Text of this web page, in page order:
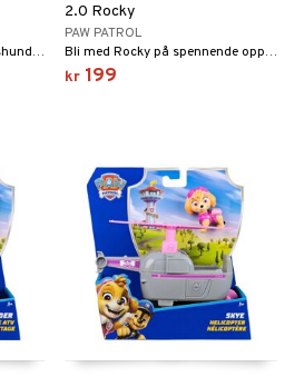
Et kult kjøretøy og redningshunden Marshall.
2.0 Rocky
PAW PATROL
Bli med Rocky på spennende oppdrag i søppelbilen hans!
kr 199